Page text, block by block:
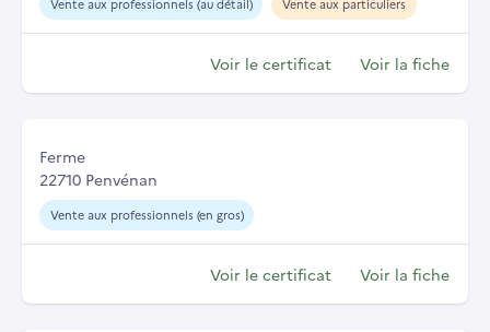
Vente aux professionnels (au détail) Vente aux particuliers
Voir le certificat Voir la fiche
Ferme
22710 Penvénan
Vente aux professionnels (en gros)
Voir le certificat Voir la fiche